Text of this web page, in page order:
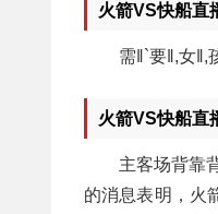
火箭VS快船直
需‖`要‖,女‖,
火箭VS快船直
主客场背靠
的消息表明，火